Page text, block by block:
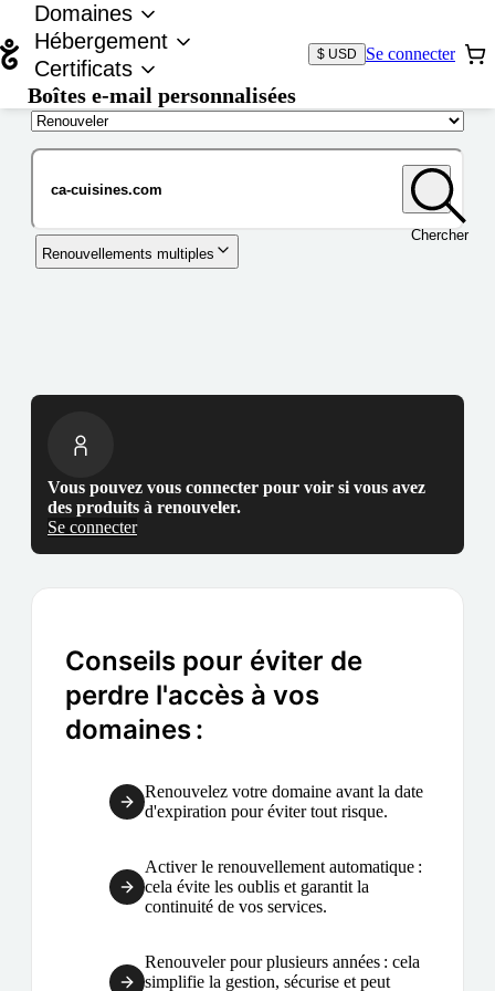
Domaines
Hébergement
Certificats
Boîtes e-mail personnalisées
$ USD Se connecter
Chercher
Renouvellements multiples
Vous pouvez vous connecter pour voir si vous avez
des produits à renouveler.
Se connecter
Conseils pour éviter de
perdre l'accès à vos
domaines :
Renouvelez votre domaine avant la date
d'expiration pour éviter tout risque.
Activer le renouvellement automatique :
cela évite les oublis et garantit la
continuité de vos services.
Renouveler pour plusieurs années : cela
simplifie la gestion, sécurise et peut